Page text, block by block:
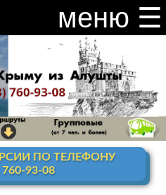
меню ☰
закрыть меню ×
на экскурсии 2026
по Крыму
Youtube
ПО ТЕЛЕФОНУ
760-93-08